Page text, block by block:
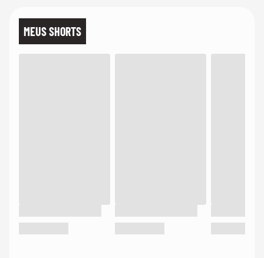
MEUS SHORTS